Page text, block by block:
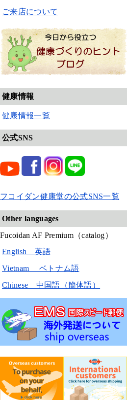
ご来店について
健康情報
健康情報一覧
公式SNS
フコイダン健康堂の公式SNS一覧
Other languages
Fucoidan AF Premium（catalog）
English 英語
Vietnam ベトナム語
Chinese 中国語（簡体語）